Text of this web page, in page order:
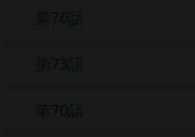
第76話
第73話
第70話